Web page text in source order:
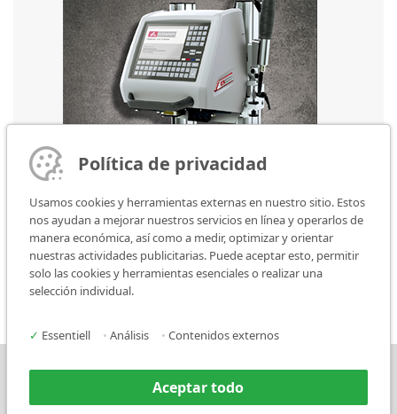
FlyMarker mini 120/100 STATION
Prensa Contacto
Política de privacidad
Usamos cookies y herramientas externas en nuestro sitio. Estos
nos ayudan a mejorar nuestros servicios en línea y operarlos de
manera económica, así como a medir, optimizar y orientar
nuestras actividades publicitarias. Puede aceptar esto, permitir
solo las cookies y herramientas esenciales o realizar una
selección individual.
✓ Essentiell • Análisis • Contenidos externos
Aceptar todo